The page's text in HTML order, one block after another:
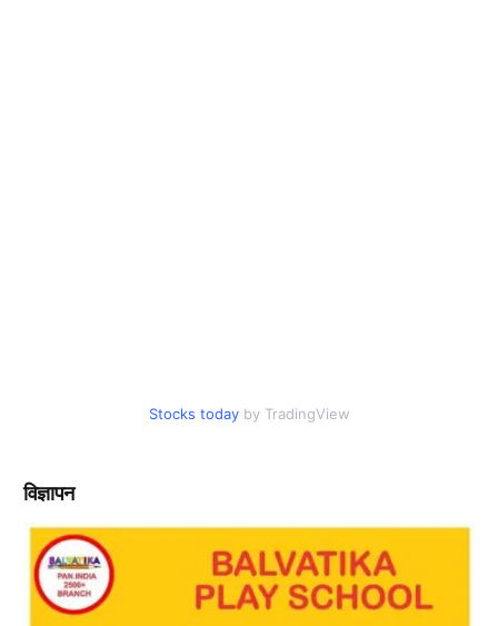
Stocks today by TradingView
विज्ञापन